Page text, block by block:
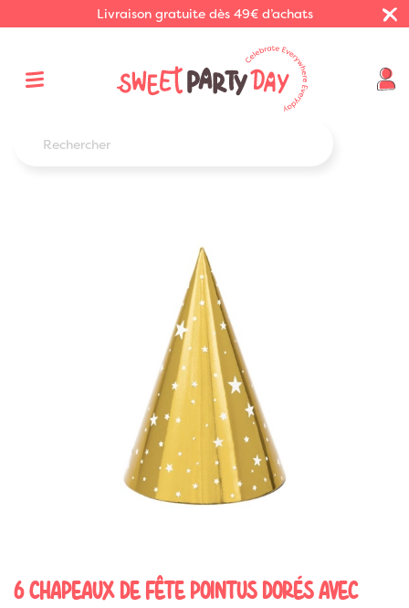
Livraison gratuite dès 49€ d’achats
6 CHAPEAUX DE FÊTE POINTUS DORÉS AVEC